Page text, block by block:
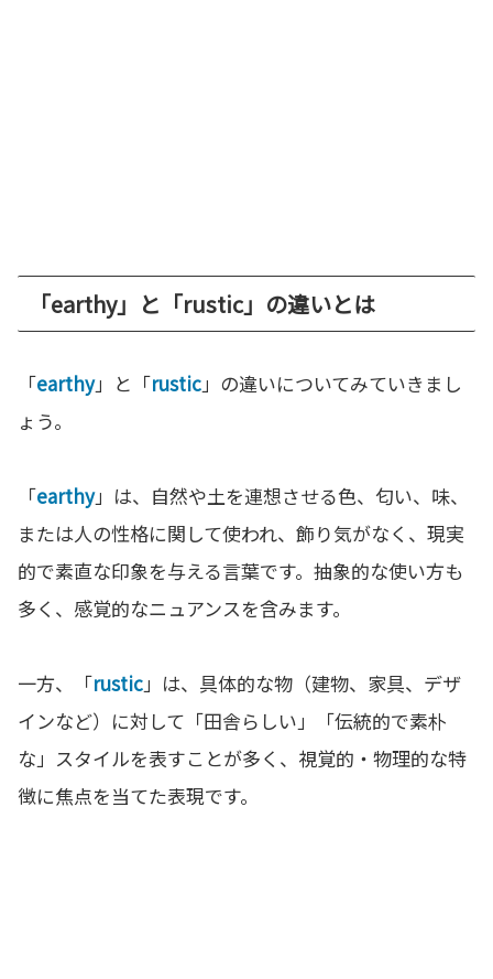
「earthy」と「rustic」の違いとは
「earthy」と「rustic」の違いについてみていきまし
ょう。
「earthy」は、自然や土を連想させる色、匂い、味、
または人の性格に関して使われ、飾り気がなく、現実
的で素直な印象を与える言葉です。抽象的な使い方も
多く、感覚的なニュアンスを含みます。
一方、「rustic」は、具体的な物（建物、家具、デザ
インなど）に対して「田舎らしい」「伝統的で素朴
な」スタイルを表すことが多く、視覚的・物理的な特
徴に焦点を当てた表現です。